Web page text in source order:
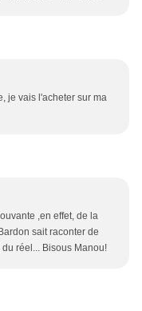
je vais l'acheter sur ma
,en effet, de la
sait raconter de
réel... Bisous Manou!